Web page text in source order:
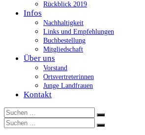
Rückblick 2019
Infos
Nachhaltigkeit
Links und Empfehlungen
Buchbestellung
Mitgliedschaft
Über uns
Vorstand
Ortsvertreterinnen
Junge Landfrauen
Kontakt
Suchen
nach:
Suchen
Suchen
nach:
Suchen